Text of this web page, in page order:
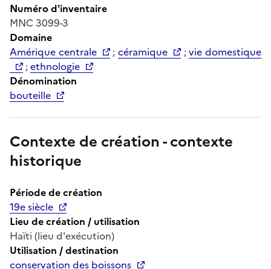
Numéro d'inventaire
MNC 3099-3
Domaine
Amérique centrale
;céramique ;vie domestique
;ethnologie
Dénomination
bouteille
Contexte de création - contexte
historique
Période de création
19e siècle
Lieu de création / utilisation
Haïti (lieu d'exécution)
Utilisation / destination
conservation des boissons